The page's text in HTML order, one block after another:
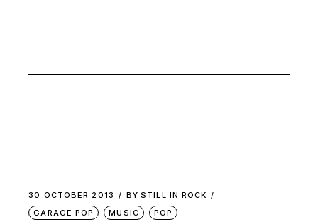
30 OCTOBER 2013 BY STILL IN ROCK
GARAGE POP
MUSIC POP